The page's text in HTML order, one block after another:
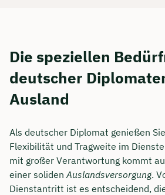
Die speziellen
deutscher
Ausland
Als deutscher Diplomat genießen
Flexibilität und Tragweite im
mit großer Verantwortung kommt
einer soliden Auslandsversorgung.
Dienstantritt ist es entscheidend,